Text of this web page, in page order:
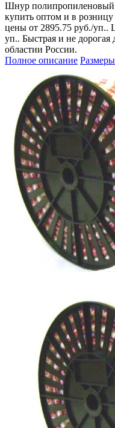
Шнур полипропиленовый
купить оптом и в
цены от 2895.75 руб./уп..
уп.. Быстрая и не дорогая
областии России.
Полное описание